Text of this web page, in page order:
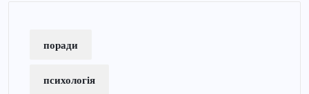
поради
психологія